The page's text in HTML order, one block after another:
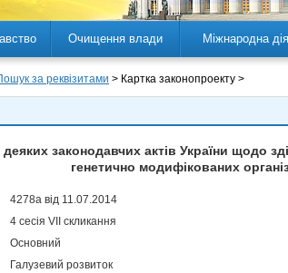
Очищення влади Міжнародна
за реквізитами > Картка законопроекту >
законодавчих актів України щодо
генетично модифікованих
4278а від 11.07.2014
4 сесія VII скликання
Основний
Галузевий розвиток